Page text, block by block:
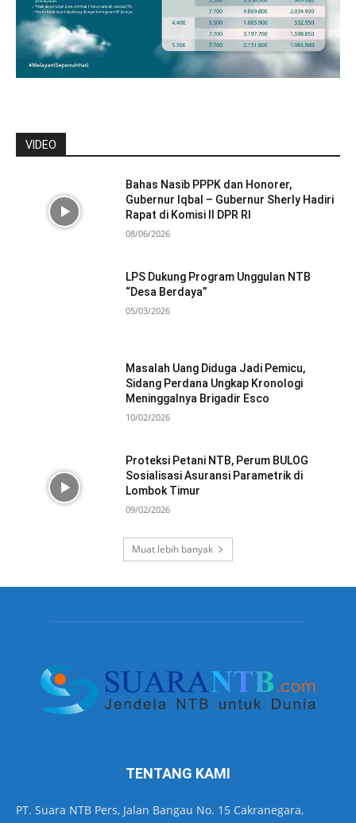
VIDEO
Bahas Nasib PPPK dan Honorer,
Gubernur Iqbal – Gubernur Sherly Hadiri
Rapat di Komisi II DPR RI
08/06/2026
LPS Dukung Program Unggulan NTB
“Desa Berdaya”
05/03/2026
Masalah Uang Diduga Jadi Pemicu,
Sidang Perdana Ungkap Kronologi
Meninggalnya Brigadir Esco
10/02/2026
Proteksi Petani NTB, Perum BULOG
Sosialisasi Asuransi Parametrik di
Lombok Timur
09/02/2026
Muat lebih banyak
TENTANG KAMI
PT. Suara NTB Pers, Jalan Bangau No. 15 Cakranegara,